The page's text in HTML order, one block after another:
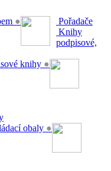
● Pořadače
Knihy
podpisové,
knihy ●
obaly ●